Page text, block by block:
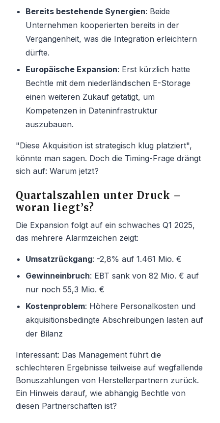
Bereits bestehende Synergien: Beide
Unternehmen kooperierten bereits in der
Vergangenheit, was die Integration erleichtern
dürfte.
Europäische Expansion: Erst kürzlich hatte
Bechtle mit dem niederländischen E-Storage
einen weiteren Zukauf getätigt, um
Kompetenzen in Dateninfrastruktur
auszubauen.
"Diese Akquisition ist strategisch klug platziert",
könnte man sagen. Doch die Timing-Frage drängt
sich auf: Warum jetzt?
Quartalszahlen unter Druck –
woran liegt’s?
Die Expansion folgt auf ein schwaches Q1 2025,
das mehrere Alarmzeichen zeigt:
Umsatzrückgang: -2,8% auf 1.461 Mio. €
Gewinneinbruch: EBT sank von 82 Mio. € auf
nur noch 55,3 Mio. €
Kostenproblem: Höhere Personalkosten und
akquisitionsbedingte Abschreibungen lasten auf
der Bilanz
Interessant: Das Management führt die
schlechteren Ergebnisse teilweise auf wegfallende
Bonuszahlungen von Herstellerpartnern zurück.
Ein Hinweis darauf, wie abhängig Bechtle von
diesen Partnerschaften ist?